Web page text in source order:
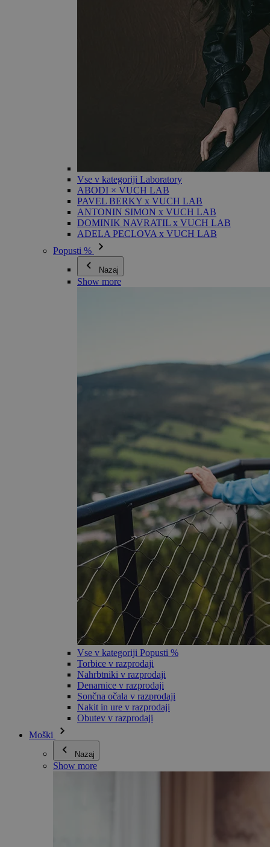
Vse v kategoriji Laboratory
ABODI × VUCH LAB
PAVEL BERKY x VUCH LAB
ANTONIN SIMON x VUCH LAB
DOMINIK NAVRATIL x VUCH LAB
ADELA PECLOVA x VUCH LAB
Popusti %
Nazaj
Show more
Vse v kategoriji Popusti %
Torbice v razprodaji
Nahrbtniki v razprodaji
Denarnice v razprodaji
Sončna očala v razprodaji
Nakit in ure v razprodaji
Obutev v razprodaji
Moški
Nazaj
Show more